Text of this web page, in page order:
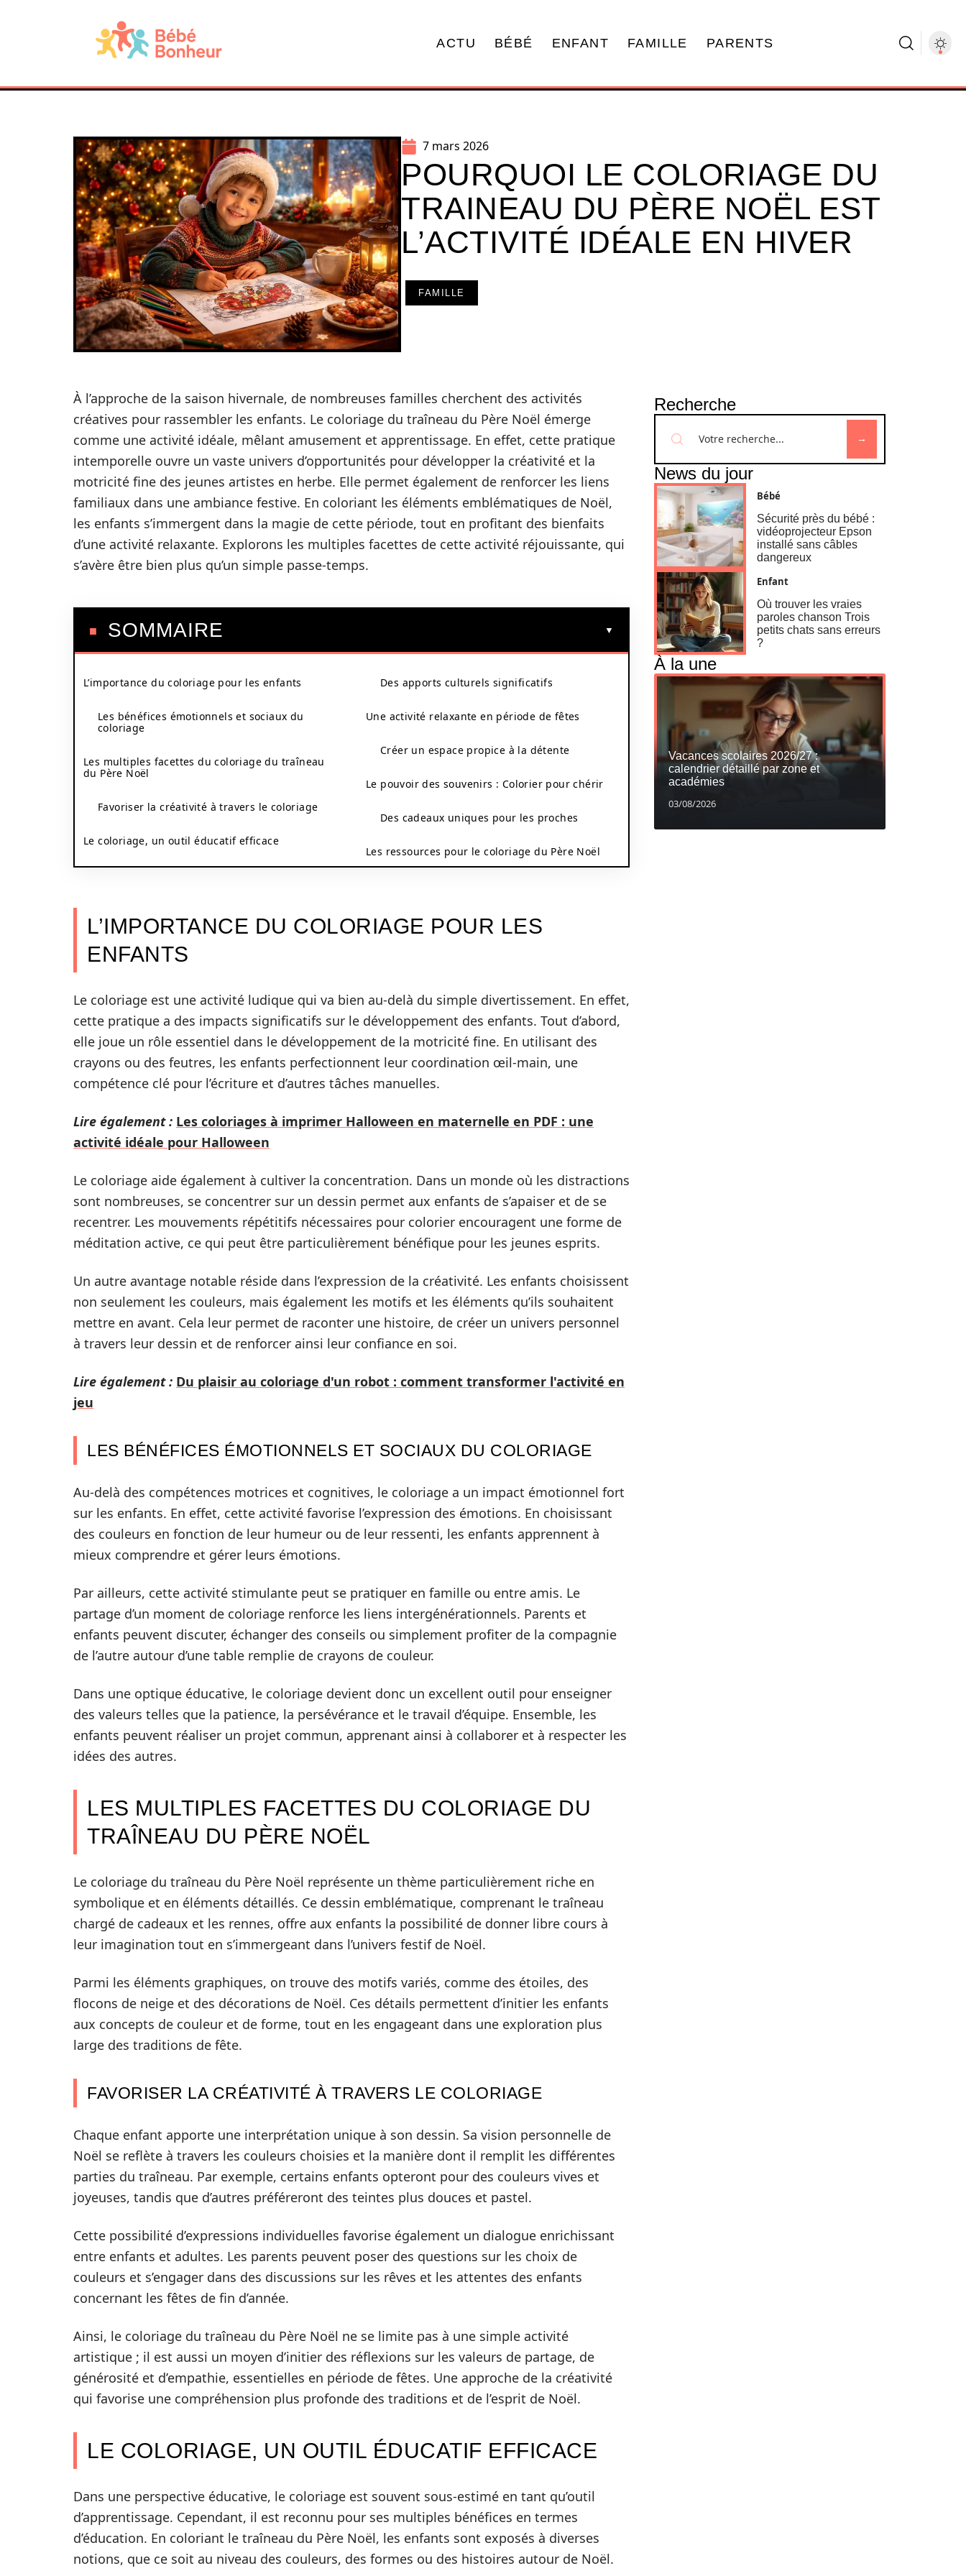
ACTU BÉBÉ ENFANT FAMILLE PARENTS
7 mars 2026
POURQUOI LE COLORIAGE DU
TRAINEAU DU PÈRE NOËL EST
L’ACTIVITÉ IDÉALE EN HIVER
FAMILLE
À l’approche de la saison hivernale, de nombreuses familles cherchent des activités
créatives pour rassembler les enfants. Le coloriage du traîneau du Père Noël émerge
comme une activité idéale, mêlant amusement et apprentissage. En effet, cette pratique
intemporelle ouvre un vaste univers d’opportunités pour développer la créativité et la
motricité fine des jeunes artistes en herbe. Elle permet également de renforcer les liens
familiaux dans une ambiance festive. En coloriant les éléments emblématiques de Noël,
les enfants s’immergent dans la magie de cette période, tout en profitant des bienfaits
d’une activité relaxante. Explorons les multiples facettes de cette activité réjouissante, qui
s’avère être bien plus qu’un simple passe-temps.
SOMMAIRE
L’importance du coloriage pour les enfants
Les bénéfices émotionnels et sociaux du
coloriage
Les multiples facettes du coloriage du traîneau
du Père Noël
Favoriser la créativité à travers le coloriage
Le coloriage, un outil éducatif efficace
Des apports culturels significatifs
Une activité relaxante en période de fêtes
Créer un espace propice à la détente
Le pouvoir des souvenirs : Colorier pour chérir
Des cadeaux uniques pour les proches
Les ressources pour le coloriage du Père Noël
L’IMPORTANCE DU COLORIAGE POUR LES
ENFANTS
Le coloriage est une activité ludique qui va bien au-delà du simple divertissement. En effet,
cette pratique a des impacts significatifs sur le développement des enfants. Tout d’abord,
elle joue un rôle essentiel dans le développement de la motricité fine. En utilisant des
crayons ou des feutres, les enfants perfectionnent leur coordination œil-main, une
compétence clé pour l’écriture et d’autres tâches manuelles.
Lire également : Les coloriages à imprimer Halloween en maternelle en PDF : une
activité idéale pour Halloween
Le coloriage aide également à cultiver la concentration. Dans un monde où les distractions
sont nombreuses, se concentrer sur un dessin permet aux enfants de s’apaiser et de se
recentrer. Les mouvements répétitifs nécessaires pour colorier encouragent une forme de
méditation active, ce qui peut être particulièrement bénéfique pour les jeunes esprits.
Un autre avantage notable réside dans l’expression de la créativité. Les enfants choisissent
non seulement les couleurs, mais également les motifs et les éléments qu’ils souhaitent
mettre en avant. Cela leur permet de raconter une histoire, de créer un univers personnel
à travers leur dessin et de renforcer ainsi leur confiance en soi.
Lire également : Du plaisir au coloriage d'un robot : comment transformer l'activité en
jeu
LES BÉNÉFICES ÉMOTIONNELS ET SOCIAUX DU COLORIAGE
Au-delà des compétences motrices et cognitives, le coloriage a un impact émotionnel fort
sur les enfants. En effet, cette activité favorise l’expression des émotions. En choisissant
des couleurs en fonction de leur humeur ou de leur ressenti, les enfants apprennent à
mieux comprendre et gérer leurs émotions.
Par ailleurs, cette activité stimulante peut se pratiquer en famille ou entre amis. Le
partage d’un moment de coloriage renforce les liens intergénérationnels. Parents et
enfants peuvent discuter, échanger des conseils ou simplement profiter de la compagnie
de l’autre autour d’une table remplie de crayons de couleur.
Dans une optique éducative, le coloriage devient donc un excellent outil pour enseigner
des valeurs telles que la patience, la persévérance et le travail d’équipe. Ensemble, les
enfants peuvent réaliser un projet commun, apprenant ainsi à collaborer et à respecter les
idées des autres.
LES MULTIPLES FACETTES DU COLORIAGE DU
TRAÎNEAU DU PÈRE NOËL
Le coloriage du traîneau du Père Noël représente un thème particulièrement riche en
symbolique et en éléments détaillés. Ce dessin emblématique, comprenant le traîneau
chargé de cadeaux et les rennes, offre aux enfants la possibilité de donner libre cours à
leur imagination tout en s’immergeant dans l’univers festif de Noël.
Parmi les éléments graphiques, on trouve des motifs variés, comme des étoiles, des
flocons de neige et des décorations de Noël. Ces détails permettent d’initier les enfants
aux concepts de couleur et de forme, tout en les engageant dans une exploration plus
large des traditions de fête.
FAVORISER LA CRÉATIVITÉ À TRAVERS LE COLORIAGE
Chaque enfant apporte une interprétation unique à son dessin. Sa vision personnelle de
Noël se reflète à travers les couleurs choisies et la manière dont il remplit les différentes
parties du traîneau. Par exemple, certains enfants opteront pour des couleurs vives et
joyeuses, tandis que d’autres préféreront des teintes plus douces et pastel.
Cette possibilité d’expressions individuelles favorise également un dialogue enrichissant
entre enfants et adultes. Les parents peuvent poser des questions sur les choix de
couleurs et s’engager dans des discussions sur les rêves et les attentes des enfants
concernant les fêtes de fin d’année.
Ainsi, le coloriage du traîneau du Père Noël ne se limite pas à une simple activité
artistique ; il est aussi un moyen d’initier des réflexions sur les valeurs de partage, de
générosité et d’empathie, essentielles en période de fêtes. Une approche de la créativité
qui favorise une compréhension plus profonde des traditions et de l’esprit de Noël.
LE COLORIAGE, UN OUTIL ÉDUCATIF EFFICACE
Dans une perspective éducative, le coloriage est souvent sous-estimé en tant qu’outil
d’apprentissage. Cependant, il est reconnu pour ses multiples bénéfices en termes
d’éducation. En coloriant le traîneau du Père Noël, les enfants sont exposés à diverses
notions, que ce soit au niveau des couleurs, des formes ou des histoires autour de Noël.
Recherche
News du jour
Bébé
Sécurité près du bébé :
vidéoprojecteur Epson
installé sans câbles
dangereux
Enfant
Où trouver les vraies
paroles chanson Trois
petits chats sans erreurs
?
À la une
Vacances scolaires 2026/27 :
calendrier détaillé par zone et
académies
03/08/2026